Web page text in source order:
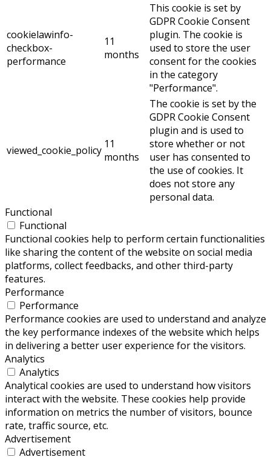
cookielawinfo-
checkbox-
performance
11
months
This cookie is set by
GDPR Cookie Consent
plugin. The cookie is
used to store the user
consent for the cookies
in the category
"Performance".
viewed_cookie_policy 11
months
The cookie is set by the
GDPR Cookie Consent
plugin and is used to
store whether or not
user has consented to
the use of cookies. It
does not store any
personal data.
Functional
Functional
Functional cookies help to perform certain functionalities
like sharing the content of the website on social media
platforms, collect feedbacks, and other third-party
features.
Performance
Performance
Performance cookies are used to understand and analyze
the key performance indexes of the website which helps
in delivering a better user experience for the visitors.
Analytics
Analytics
Analytical cookies are used to understand how visitors
interact with the website. These cookies help provide
information on metrics the number of visitors, bounce
rate, traffic source, etc.
Advertisement
Advertisement